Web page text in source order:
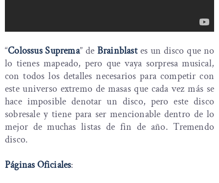
“Colossus Suprema” de Brainblastes un disco que no
lo tienes mapeado, pero que vaya sorpresa musical,
con todos los detalles necesarios para competir con
este universo extremo de masas que cada vez más se
hace imposible denotar un disco, pero este disco
sobresale y tiene para ser mencionable dentro de lo
mejor de muchas listas de fin de año. Tremendo
disco.
Páginas Oficiales: